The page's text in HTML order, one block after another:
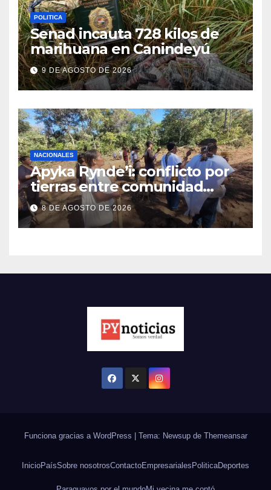
POLITICA
Senad incauta 728 kilos de
marihuana en Canindeyú
9 DE AGOSTO DE 2026
NACIONALES
Apyka Rynde’i: conflicto por
tierras entre comunidad
indígena y un estanciero
brasileño en Amambay
8 DE AGOSTO DE 2026
Funciona gracias a WordPress Tema: Newsup de Themeansar
InicioPaísSobre nosotrosContactoEmpresariales PoliticaDeportes